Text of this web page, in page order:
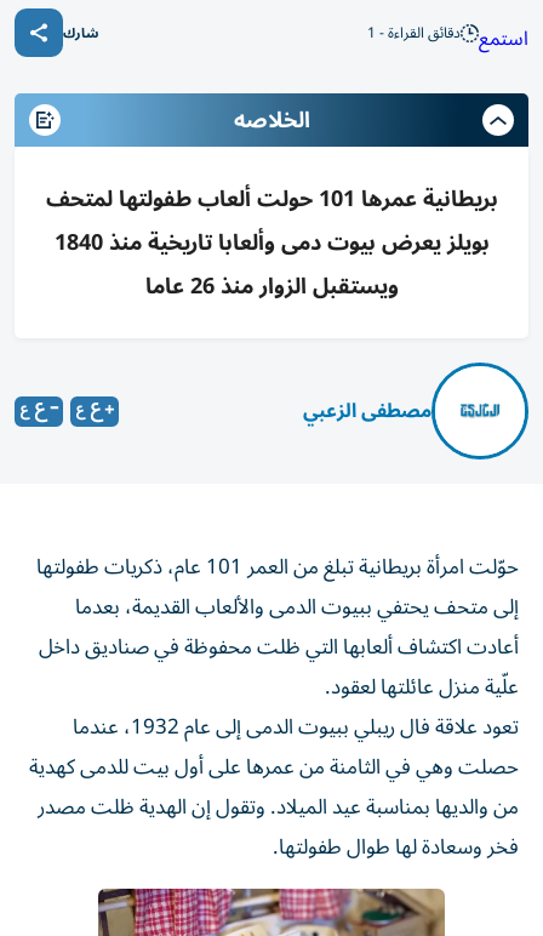
استمع دقائق القراءة - 1 شارك
الخلاصه
بريطانية عمرها 101 حولت ألعاب طفولتها لمتحف
بويلز يعرض بيوت دمى وألعابا تاريخية منذ 1840
ويستقبل الزوار منذ 26 عاما
مصطفى الزعبي
حوّلت امرأة بريطانية تبلغ من العمر 101 عام، ذكريات طفولتها
إلى متحف يحتفي ببيوت الدمى والألعاب القديمة، بعدما
أعادت اكتشاف ألعابها التي ظلت محفوظة في صناديق داخل
علّية منزل عائلتها لعقود.
تعود علاقة فال ريبلي ببيوت الدمى إلى عام 1932، عندما
حصلت وهي في الثامنة من عمرها على أول بيت للدمى كهدية
من والديها بمناسبة عيد الميلاد. وتقول إن الهدية ظلت مصدر
فخر وسعادة لها طوال طفولتها.